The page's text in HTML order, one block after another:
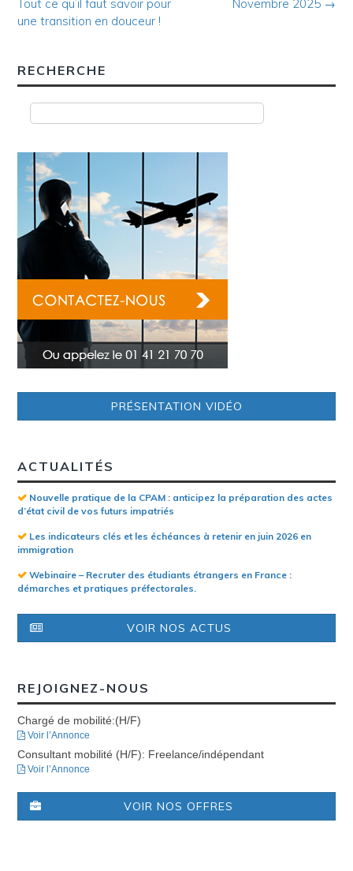
navigation
Novembre 2025 →
Tout ce qu’il faut savoir pour
une transition en douceur !
RECHERCHE
PRÉSENTATION VIDÉO
ACTUALITÉS
Nouvelle pratique de la CPAM : anticipez la préparation des actes
d’état civil de vos futurs impatriés
Les indicateurs clés et les échéances à retenir en juin 2026 en
immigration
Webinaire – Recruter des étudiants étrangers en France :
démarches et pratiques préfectorales.
VOIR NOS ACTUS
REJOIGNEZ-NOUS
Chargé de mobilité:(H/F)
Voir l’Annonce
Consultant mobilité (H/F): Freelance/indépendant
Voir l’Annonce
VOIR NOS OFFRES